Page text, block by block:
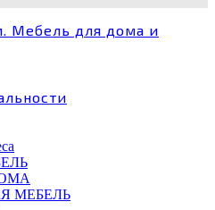
Мебель для дома и
МЕБЕЛЬ